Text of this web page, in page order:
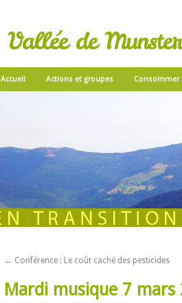
Vallée de
Accueil Actions et groupes Consommer
← Conférence : Le coût caché des pesticides
Mardi musique 7 mars